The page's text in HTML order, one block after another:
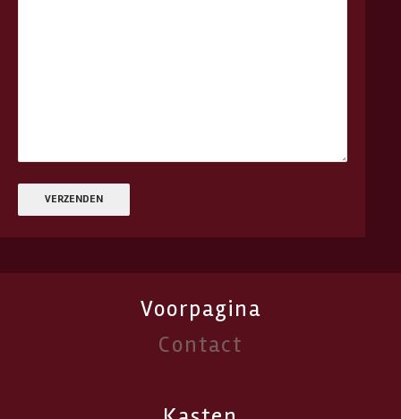
Voorpagina
Contact